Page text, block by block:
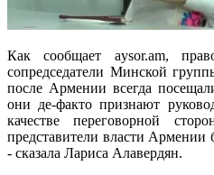
Как сообщает aysor.am,
сопредседатели Минской
после Армении всегда
они де-факто признают
качестве переговорной
представители власти Армении
- сказала Лариса Алавердян.